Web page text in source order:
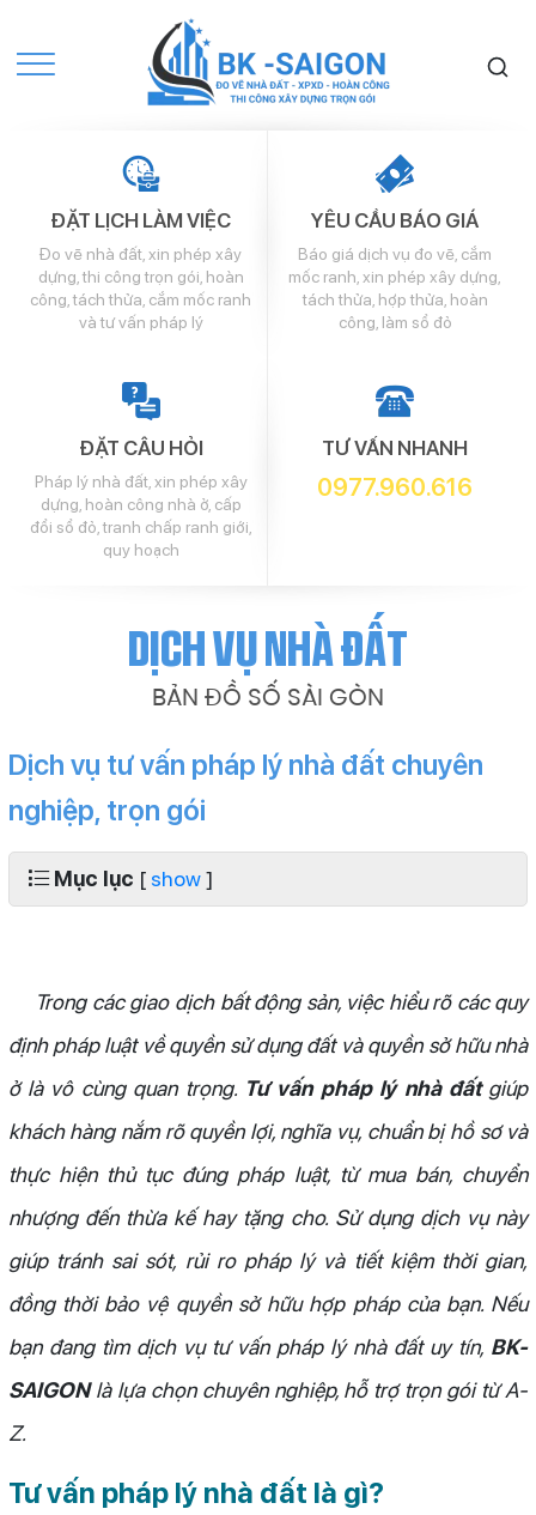
ĐẶT LỊCH LÀM VIỆC
Đo vẽ nhà đất, xin phép xây
dựng, thi công trọn gói, hoàn
công, tách thửa, cắm mốc ranh
và tư vấn pháp lý
YÊU CẦU BÁO GIÁ
Báo giá dịch vụ đo vẽ, cắm
mốc ranh, xin phép xây dựng,
tách thửa, hợp thửa, hoàn
công, làm sổ đỏ
ĐẶT CÂU HỎI
Pháp lý nhà đất, xin phép xây
dựng, hoàn công nhà ở, cấp
đổi sổ đỏ, tranh chấp ranh giới,
quy hoạch
TƯ VẤN NHANH
0977.960.616
Dịch vụ nhà đất
BẢN ĐỒ SỐ SÀI GÒN
Dịch vụ tư vấn pháp lý nhà đất chuyên
nghiệp, trọn gói
Mục lục [ show]
Trong các giao dịch bất động sản, việc hiểu rõ các quy
định pháp luật về quyền sử dụng đất và quyền sở hữu nhà
ở là vô cùng quan trọng. Tư vấn pháp lý nhà đấtgiúp
khách hàng nắm rõ quyền lợi, nghĩa vụ, chuẩn bị hồ sơ và
thực hiện thủ tục đúng pháp luật, từ mua bán, chuyển
nhượng đến thừa kế hay tặng cho. Sử dụng dịch vụ này
giúp tránh sai sót, rủi ro pháp lý và tiết kiệm thời gian,
đồng thời bảo vệ quyền sở hữu hợp pháp của bạn. Nếu
bạn đang tìm dịch vụ tư vấn pháp lý nhà đất uy tín, BK-
SAIGONlà lựa chọn chuyên nghiệp, hỗ trợ trọn gói từ A-
Z.
Tư vấn pháp lý nhà đất là gì?